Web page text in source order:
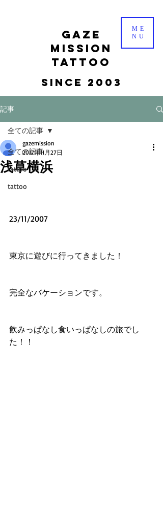
gaze
mission
tattoo
Since 2003
ME
NU
記事
全ての記事
tattoo
tattoo
全ての記事
浅草横浜
gazemission
2017年11月27日
23/11/2007
東京に遊びに行ってきました！
完全なバケーションです。
飲みっぱなし食いっぱなしの旅でし
た！！